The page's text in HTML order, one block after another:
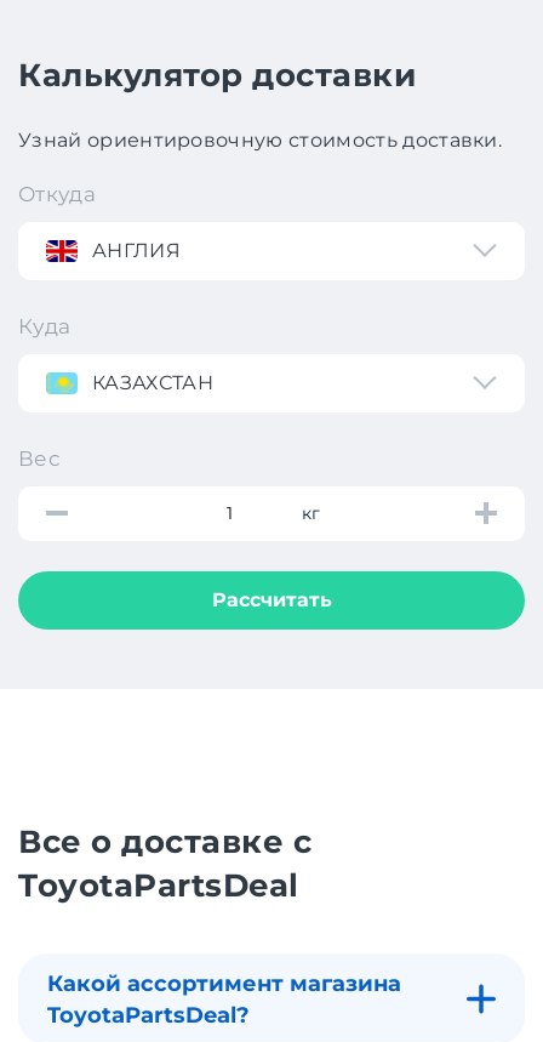
Калькулятор доставки
Узнай ориентировочную стоимость доставки.
Откуда
АНГЛИЯ
Куда
КАЗАХСТАН
Вес
кг
Рассчитать
Все о доставке с
ToyotaPartsDeal
Какой ассортимент магазина
ToyotaPartsDeal?